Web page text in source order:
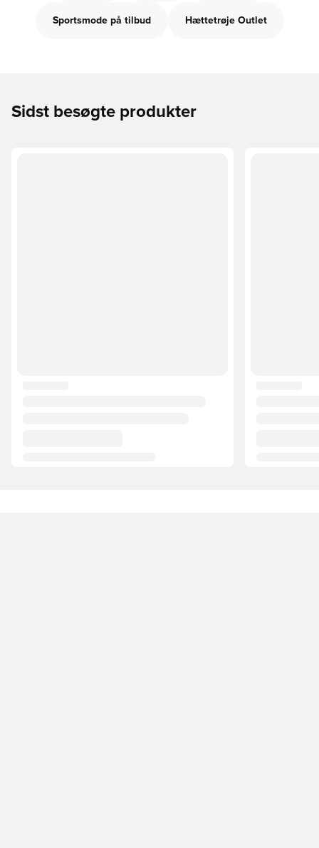
Sportsmode på tilbud Hættetrøje Outlet
Sidst besøgte produkter